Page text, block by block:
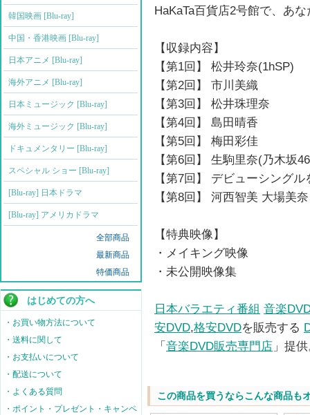
韓国映画 [Blu-ray]
中国・香港映画 [Blu-ray]
日本アニメ [Blu-ray]
海外アニメ [Blu-ray]
日本ミュージック [Blu-ray]
海外ミュージック [Blu-ray]
ドキュメンタリー [Blu-ray]
スペシャル ショー [Blu-ray]
[Blu-ray] 日本ドラマ
[Blu-ray] アメリカドラマ
全部商品
最新商品
特価商品
はじめての方へ
・お買い物方法について
・送料に関して
・お支払いについて
・配送について
・よくある質問
・ポイント・プレゼント・キャンペ
HaKaTa百貨店2号館で、あ
【収録内容】
【第1回】 松井玲奈(1hSP)
【第2回】 市川美織
【第3回】 松井珠理奈
【第4回】 島田晴香
【第5回】 梅田彩佳
【第6回】 生駒里奈(乃木坂
【第7回】 デビューシング
【第8回】 河西智美 大場美
【特典映像】
・メイキング映像
・未公開映像集
日本バラエティ番組 音楽
安DVD,格安DVDを販売する
「 音楽DVD販売専門店 」提
この商品を買うならこんな商品も